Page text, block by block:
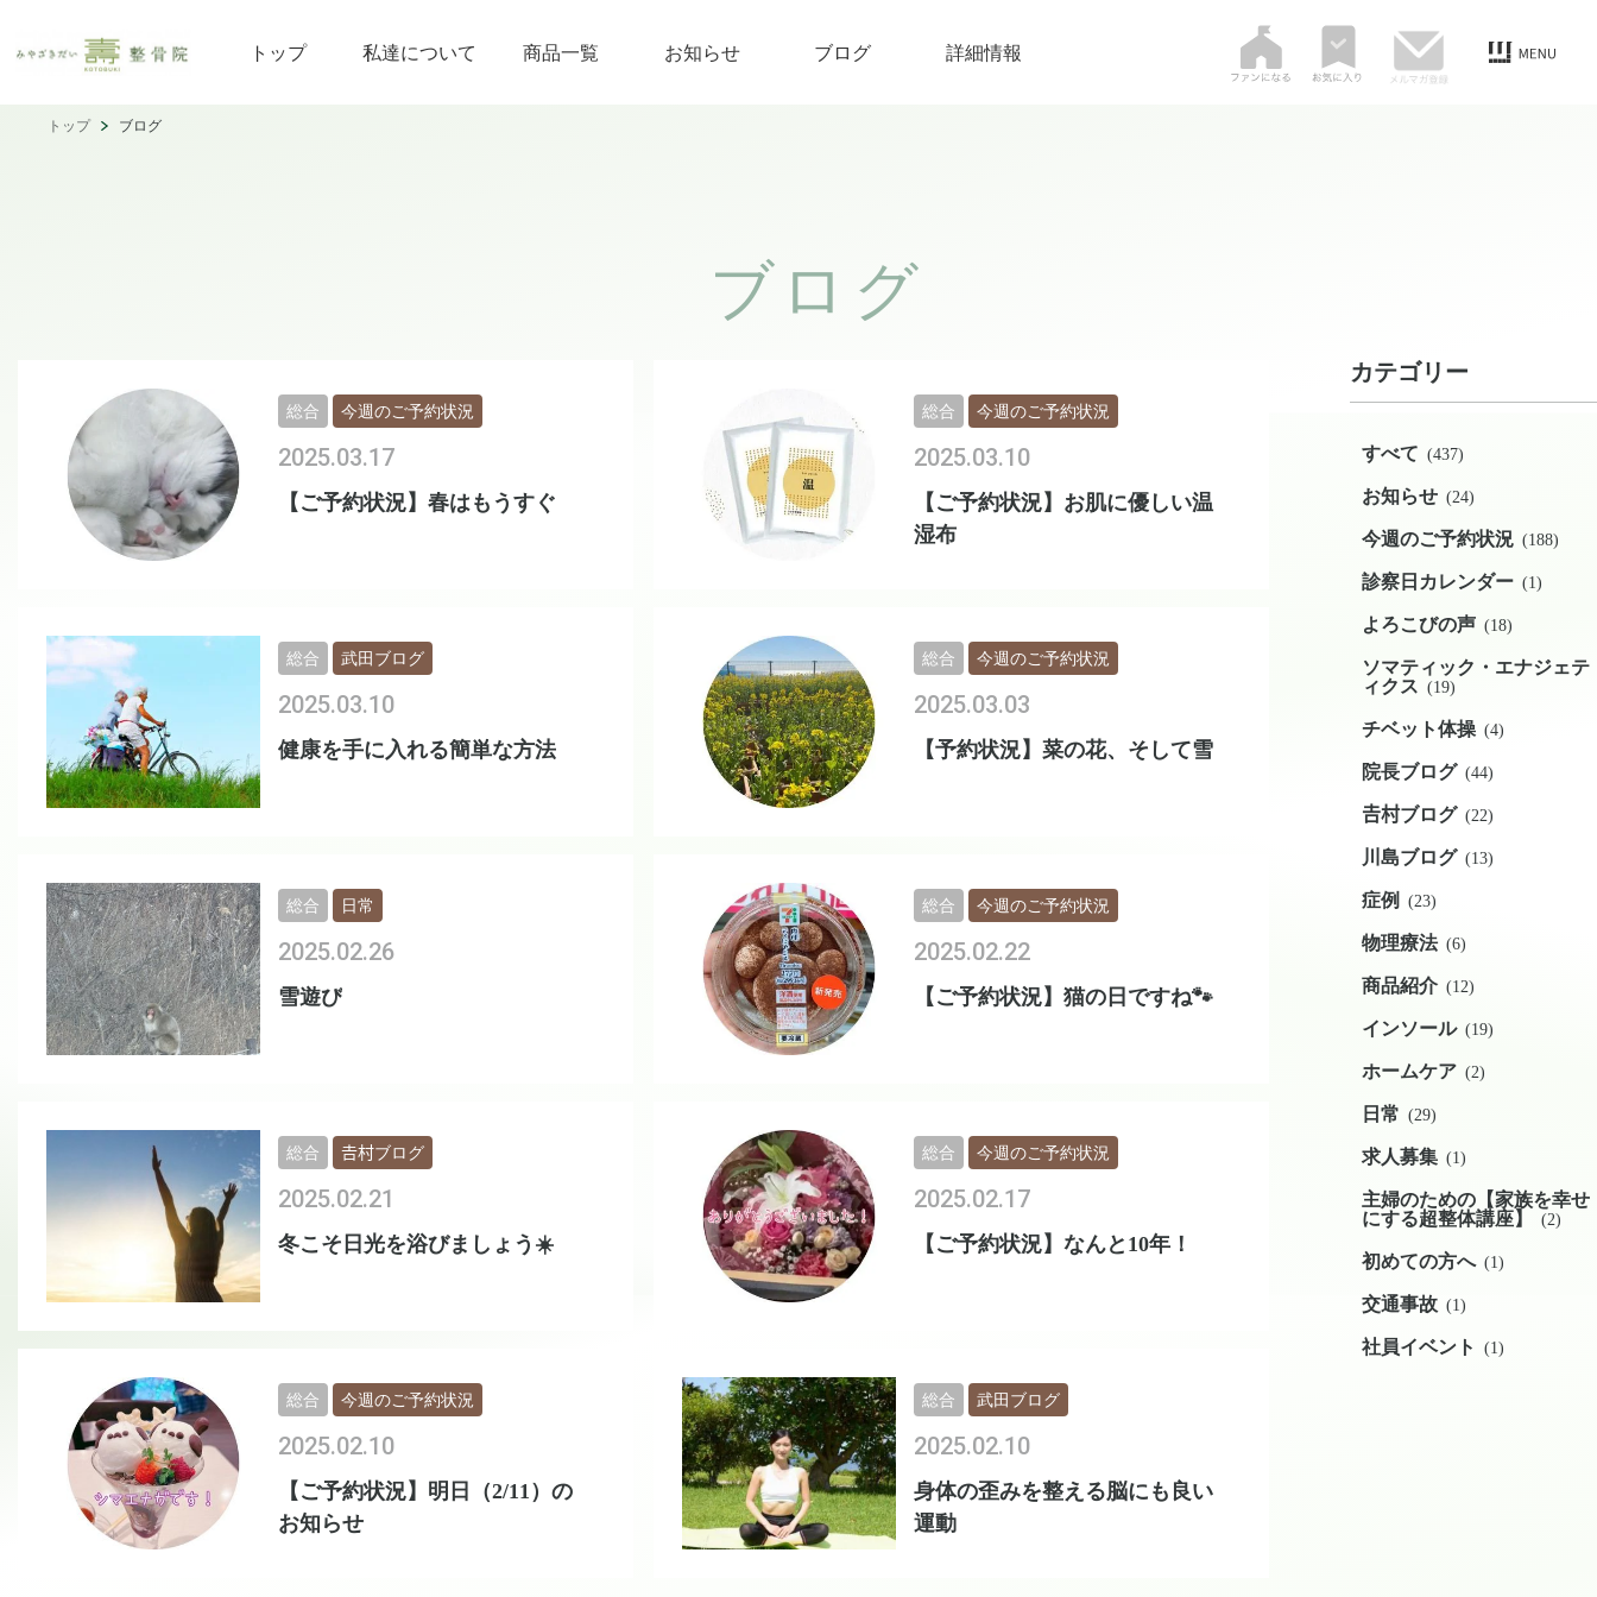
トップ 私達について 商品一覧 お知らせ ブログ 詳細情報
トップ ブログ
ブログ
【ご予約状況】春はもうすぐ
2025.03.17
総合 今週のご予約状況
【ご予約状況】お肌に優しい温
湿布
2025.03.10
総合 今週のご予約状況
健康を手に入れる簡単な方法
2025.03.10
総合 武田ブログ
【予約状況】菜の花、そして雪
2025.03.03
総合 今週のご予約状況
雪遊び
2025.02.26
総合 日常
【ご予約状況】猫の日ですね🐾
2025.02.22
総合 今週のご予約状況
冬こそ日光を浴びましょう☀️
2025.02.21
総合 𠮷村ブログ
【ご予約状況】なんと10年！
2025.02.17
総合 今週のご予約状況
【ご予約状況】明日（2/11）の
お知らせ
2025.02.10
総合 今週のご予約状況
身体の歪みを整える脳にも良い
運動
2025.02.10
総合 武田ブログ
カテゴリー
すべて (437)
お知らせ (24)
今週のご予約状況 (188)
診察日カレンダー (1)
よろこびの声 (18)
ソマティック・エナジェテ
ィクス (19)
チベット体操 (4)
院長ブログ (44)
𠮷村ブログ (22)
川島ブログ (13)
症例 (23)
物理療法 (6)
商品紹介 (12)
インソール (19)
ホームケア (2)
日常 (29)
求人募集 (1)
主婦のための【家族を幸せ
にする超整体講座】
(2)
初めての方へ (1)
交通事故 (1)
社員イベント (1)